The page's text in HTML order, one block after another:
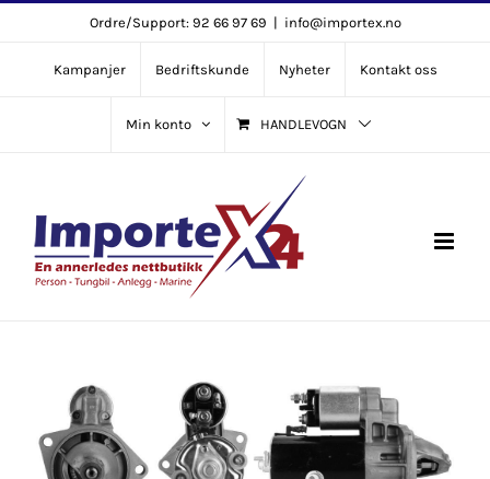
content
Ordre/Support: 92 66 97 69 | info@importex.no
Kampanjer Bedriftskunde Nyheter Kontakt oss
Min konto HANDLEVOGN